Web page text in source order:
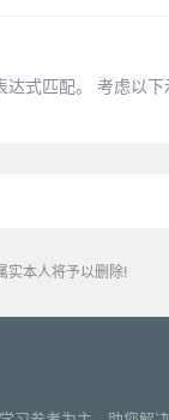
式匹配。 考虑以下
实本人将予以删除!